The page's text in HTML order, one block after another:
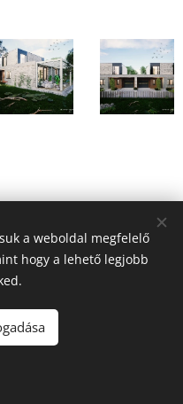
+36-20-222-5947
a weboldal megfelelő
hogy a lehető legjobb